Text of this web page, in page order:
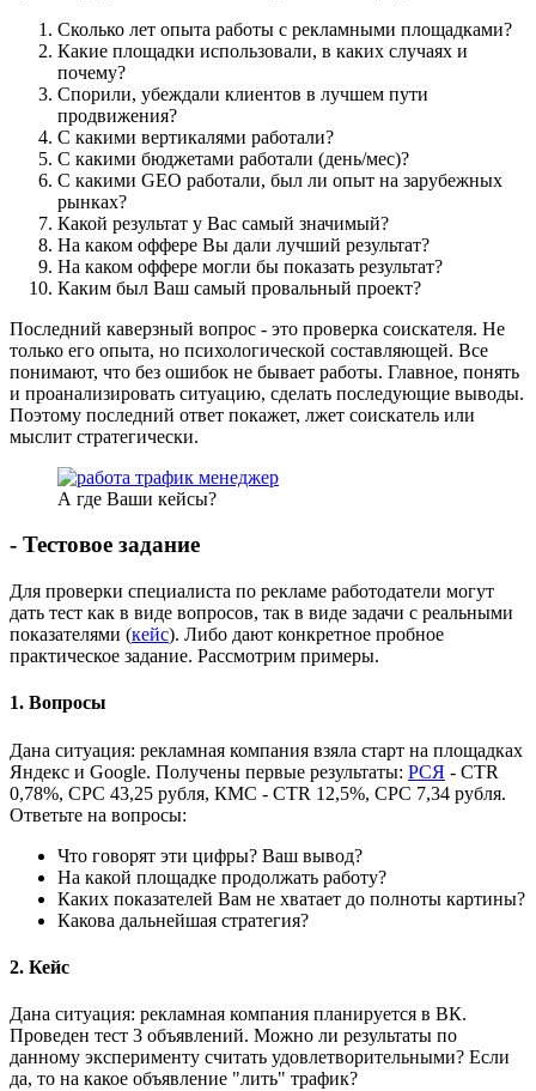
Сколько лет опыта работы с рекламными площадками?
Какие площадки использовали, в каких случаях и
почему?
Спорили, убеждали клиентов в лучшем пути
продвижения?
С какими вертикалями работали?
С какими бюджетами работали (день/мес)?
С какими GEO работали, был ли опыт на зарубежных
рынках?
Какой результат у Вас самый значимый?
На каком оффере Вы дали лучший результат?
На каком оффере могли бы показать результат?
Каким был Ваш самый провальный проект?
Последний каверзный вопрос - это проверка соискателя. Не
только его опыта, но психологической составляющей. Все
понимают, что без ошибок не бывает работы. Главное, понять
и проанализировать ситуацию, сделать последующие выводы.
Поэтому последний ответ покажет, лжет соискатель или
мыслит стратегически.
А где Ваши кейсы?
- Тестовое задание
Для проверки специалиста по рекламе работодатели могут
дать тест как в виде вопросов, так в виде задачи с реальными
показателями (кейс). Либо дают конкретное пробное
практическое задание. Рассмотрим примеры.
1. Вопросы
Дана ситуация: рекламная компания взяла старт на площадках
Яндекс и Google. Получены первые результаты: РСЯ - CTR
0,78%, CPC 43,25 рубля, КМС - CTR 12,5%, CPC 7,34 рубля.
Ответьте на вопросы:
Что говорят эти цифры? Ваш вывод?
На какой площадке продолжать работу?
Каких показателей Вам не хватает до полноты картины?
Какова дальнейшая стратегия?
2. Кейс
Дана ситуация: рекламная компания планируется в ВК.
Проведен тест 3 объявлений. Можно ли результаты по
данному эксперименту считать удовлетворительными? Если
да, то на какое объявление "лить" трафик?